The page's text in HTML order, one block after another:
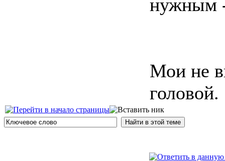
нужным -
Мои не
головой.